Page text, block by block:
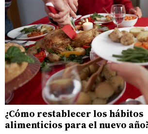
¿Cómo restablecer los hábitos
alimenticios para el nuevo